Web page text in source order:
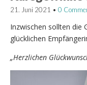
21. Juni 2021 • 0
Inzwischen sollten die
glücklichen
„Herzlichen